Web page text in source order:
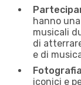
hanno
musicali
di
e di
iconici e